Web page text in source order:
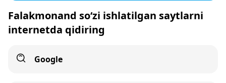
Falakmonand so‘zi ishlatilgan saytlarni
internetda qidiring
Google